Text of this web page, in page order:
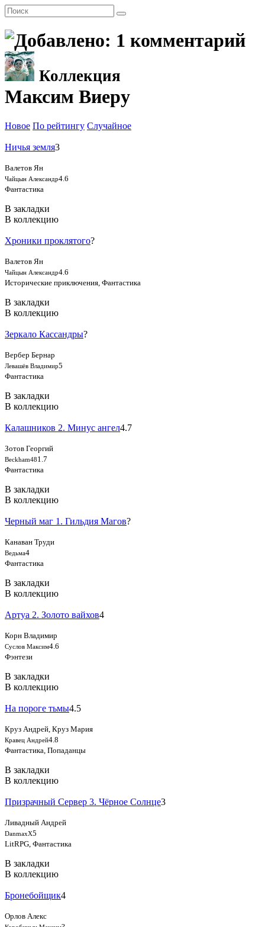
Коллекция
Максим Виеру
Новое По рейтингу Случайное
Ничья земля3
Валетов Ян
Чайцын Александр4.6
Фантастика
В закладки
В коллекцию
Хроники проклятого?
Валетов Ян
Чайцын Александр4.6
Исторические приключения, Фантастика
В закладки
В коллекцию
Зеркало Кассандры?
Вербер Бернар
Левашёв Владимир5
Фантастика
В закладки
В коллекцию
Калашников 2. Минус ангел4.7
Зотов Георгий
Beckham481.7
Фантастика
В закладки
В коллекцию
Черный маг 1. Гильдия Магов?
Канаван Труди
Ведьма4
Фантастика
В закладки
В коллекцию
Артуа 2. Золото вайхов4
Корн Владимир
Суслов Максим4.6
Фэнтези
В закладки
В коллекцию
На пороге тьмы4.5
Круз Андрей, Круз Мария
Кравец Андрей4.8
Фантастика, Попаданцы
В закладки
В коллекцию
Призрачный Сервер 3. Чёрное Солнце3
Ливадный Андрей
DanmaxX5
LitRPG, Фантастика
В закладки
В коллекцию
Бронебойщик4
Орлов Алекс